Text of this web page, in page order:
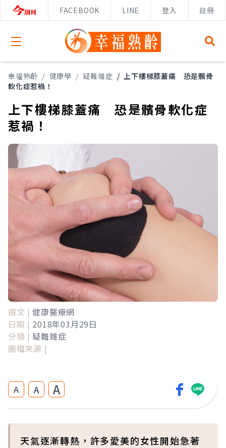
FACEBOOK LINE 登入 註冊
Open menu
幸福熟齡 / 健康學 / 疑難雜症 / 上下樓梯膝蓋痛 恐是髕骨
軟化症惹禍！
上下樓梯膝蓋痛 恐是髕骨軟化症
惹禍！
撰文 | 健康醫療網
日期 | 2018年03月29日
分類 | 疑難雜症
圖檔來源 |
A A A
天氣逐漸轉熱，許多愛美的女性開始急著